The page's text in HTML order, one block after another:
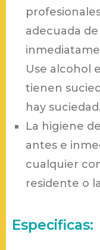
adecuada
Use alcohol
tienen
hay suciedad.
La higiene
antes e
cualquier
residente o
Especificas: